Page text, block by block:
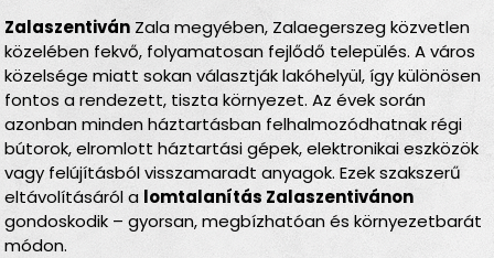
Zalaszentiván Zala megyében, Zalaegerszeg közvetlen
közelében fekvő, folyamatosan fejlődő település. A város
közelsége miatt sokan választják lakóhelyül, így különösen
fontos a rendezett, tiszta környezet. Az évek során
azonban minden háztartásban felhalmozódhatnak régi
bútorok, elromlott háztartási gépek, elektronikai eszközök
vagy felújításból visszamaradt anyagok. Ezek szakszerű
eltávolításáról a lomtalanítás Zalaszentivánon
gondoskodik – gyorsan, megbízhatóan és környezetbarát
módon.